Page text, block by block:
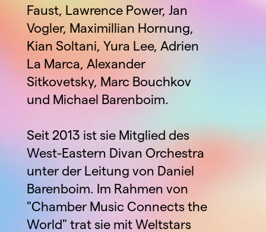
Faust, Lawrence Power, Jan
Vogler, Maximillian Hornung,
Kian Soltani, Yura Lee, Adrien
La Marca, Alexander
Sitkovetsky, Marc Bouchkov
und Michael Barenboim.
Seit 2013 ist sie Mitglied des
West-Eastern Divan Orchestra
unter der Leitung von Daniel
Barenboim. Im Rahmen von
"Chamber Music Connects the
World" trat sie mit Weltstars